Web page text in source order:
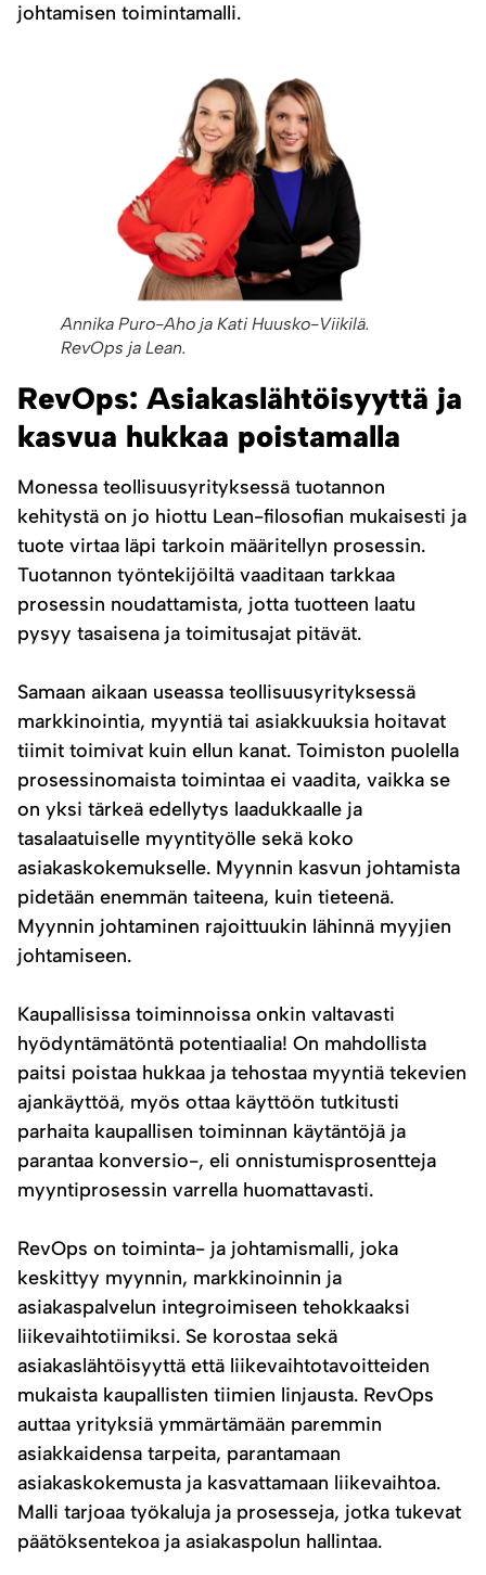
johtamisen toimintamalli.
Annika Puro-Aho ja Kati Huusko-Viikilä.
RevOps ja Lean.
RevOps: Asiakaslähtöisyyttä ja
kasvua hukkaa poistamalla
Monessa teollisuusyrityksessä tuotannon
kehitystä on jo hiottu Lean-filosofian mukaisesti ja
tuote virtaa läpi tarkoin määritellyn prosessin.
Tuotannon työntekijöiltä vaaditaan tarkkaa
prosessin noudattamista, jotta tuotteen laatu
pysyy tasaisena ja toimitusajat pitävät.
Samaan aikaan useassa teollisuusyrityksessä
markkinointia, myyntiä tai asiakkuuksia hoitavat
tiimit toimivat kuin ellun kanat. Toimiston puolella
prosessinomaista toimintaa ei vaadita, vaikka se
on yksi tärkeä edellytys laadukkaalle ja
tasalaatuiselle myyntityölle sekä koko
asiakaskokemukselle. Myynnin kasvun johtamista
pidetään enemmän taiteena, kuin tieteenä.
Myynnin johtaminen rajoittuukin lähinnä myyjien
johtamiseen.
Kaupallisissa toiminnoissa onkin valtavasti
hyödyntämätöntä potentiaalia! On mahdollista
paitsi poistaa hukkaa ja tehostaa myyntiä tekevien
ajankäyttöä, myös ottaa käyttöön tutkitusti
parhaita kaupallisen toiminnan käytäntöjä ja
parantaa konversio-, eli onnistumisprosentteja
myyntiprosessin varrella huomattavasti.
RevOps on toiminta- ja johtamismalli, joka
keskittyy myynnin, markkinoinnin ja
asiakaspalvelun integroimiseen tehokkaaksi
liikevaihtotiimiksi. Se korostaa sekä
asiakaslähtöisyyttä että liikevaihtotavoitteiden
mukaista kaupallisten tiimien linjausta. RevOps
auttaa yrityksiä ymmärtämään paremmin
asiakkaidensa tarpeita, parantamaan
asiakaskokemusta ja kasvattamaan liikevaihtoa.
Malli tarjoaa työkaluja ja prosesseja, jotka tukevat
päätöksentekoa ja asiakaspolun hallintaa.